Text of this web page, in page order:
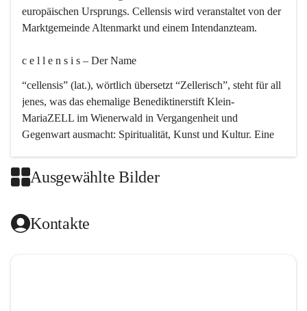
europäischen Ursprungs. Cellensis wird veranstaltet von der
Marktgemeinde Altenmarkt und einem Intendanzteam.
c e l l e n s i s – Der Name
“cellensis” (lat.), wörtlich übersetzt “Zellerisch”, steht für all
jenes, was das ehemalige Benediktinerstift Klein-
MariaZELL im Wienerwald in Vergangenheit und
Gegenwart ausmacht: Spiritualität, Kunst und Kultur. Eine
Kirchenmusik, dem kunstvollen Lob Gottes.
Das kirchenmusikalische Festival Cellensis wird seit dem
Ausgewählte Bilder
Kontakte